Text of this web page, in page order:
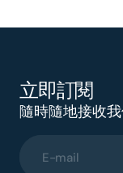
立即訂閱
隨時隨地接收
E-mail